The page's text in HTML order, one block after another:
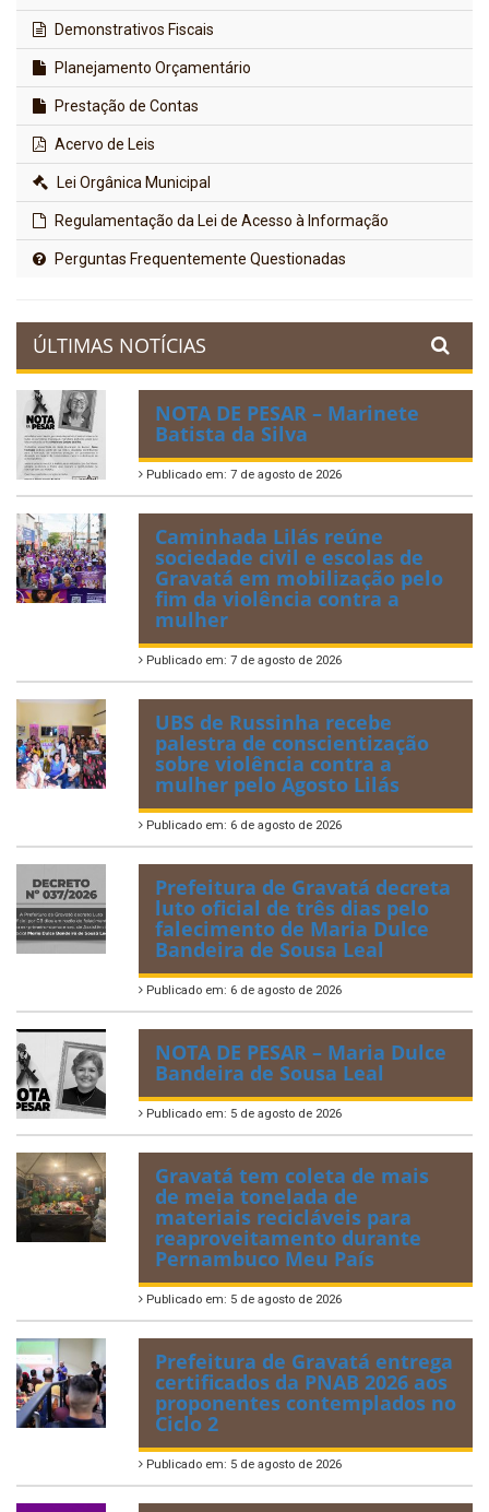
Demonstrativos Fiscais
Planejamento Orçamentário
Prestação de Contas
Acervo de Leis
Lei Orgânica Municipal
Regulamentação da Lei de Acesso à Informação
Perguntas Frequentemente Questionadas
ÚLTIMAS NOTÍCIAS
NOTA DE PESAR – Marinete
Batista da Silva
Publicado em: 7 de agosto de 2026
Caminhada Lilás reúne
sociedade civil e escolas de
Gravatá em mobilização pelo
fim da violência contra a
mulher
Publicado em: 7 de agosto de 2026
UBS de Russinha recebe
palestra de conscientização
sobre violência contra a
mulher pelo Agosto Lilás
Publicado em: 6 de agosto de 2026
Prefeitura de Gravatá decreta
luto oficial de três dias pelo
falecimento de Maria Dulce
Bandeira de Sousa Leal
Publicado em: 6 de agosto de 2026
NOTA DE PESAR – Maria Dulce
Bandeira de Sousa Leal
Publicado em: 5 de agosto de 2026
Gravatá tem coleta de mais
de meia tonelada de
materiais recicláveis para
reaproveitamento durante
Pernambuco Meu País
Publicado em: 5 de agosto de 2026
Prefeitura de Gravatá entrega
certificados da PNAB 2026 aos
proponentes contemplados no
Ciclo 2
Publicado em: 5 de agosto de 2026